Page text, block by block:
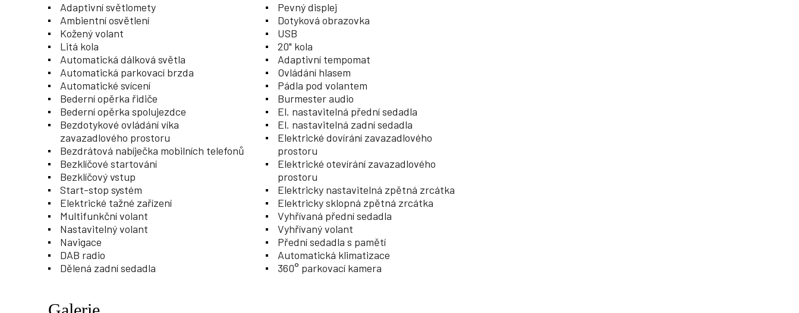
Adaptivní světlomety
Ambientní osvětlení
Kožený volant
Litá kola
Automatická dálková světla
Automatická parkovací brzda
Automatické svícení
Bederní opěrka řidiče
Bederní opěrka spolujezdce
Bezdotykové ovládání víka
zavazadlového prostoru
Bezdrátová nabíječka mobilních telefonů
Bezklíčové startování
Bezklíčový vstup
Start-stop systém
Elektrické tažné zařízení
Multifunkční volant
Nastavitelný volant
Navigace
DAB radio
Dělená zadní sedadla
Pevný displej
Dotyková obrazovka
USB
20" kola
Adaptivní tempomat
Ovládání hlasem
Pádla pod volantem
Burmester audio
El. nastavitelná přední sedadla
El. nastavitelná zadní sedadla
Elektrické dovírání zavazadlového
prostoru
Elektrické otevírání zavazadlového
prostoru
Elektricky nastavitelná zpětná zrcátka
Elektricky sklopná zpětná zrcátka
Vyhřívaná přední sedadla
Vyhřívaný volant
Přední sedadla s pamětí
Automatická klimatizace
360° parkovací kamera